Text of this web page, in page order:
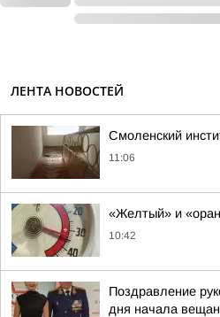
ЛЕНТА НОВОСТЕЙ
Смоленский
11:06
«Желтый» и
10:42
Поздравление
дня начала